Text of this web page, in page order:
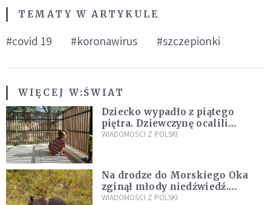
TEMATY W ARTYKULE
#covid 19 #koronawirus #szczepionki
WIĘCEJ W:ŚWIAT
Dziecko wypadło z piątego
piętra. Dziewczynę ocalili
sąsiedzi
WIADOMOŚCI Z POLSKI
Na drodze do Morskiego Oka
zginął młody niedźwiedź.
Sprawę bada Policja i TPN
WIADOMOŚCI Z POLSKI